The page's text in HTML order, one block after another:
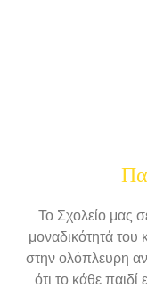
Το Σχολείο μας
μοναδικότητά του
στην ολόπλευρη
ότι το κάθε παιδί